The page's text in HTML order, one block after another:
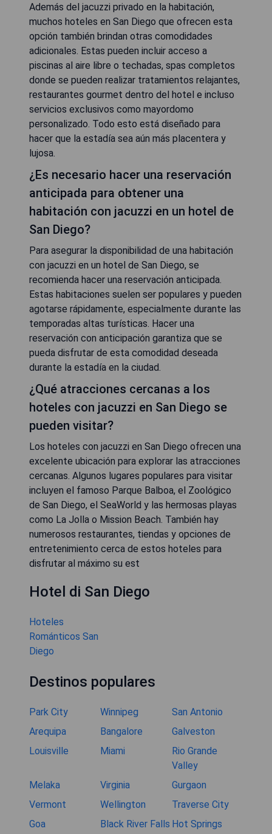
Además del jacuzzi privado en la habitación,
muchos hoteles en San Diego que ofrecen esta
opción también brindan otras comodidades
adicionales. Estas pueden incluir acceso a
piscinas al aire libre o techadas, spas completos
donde se pueden realizar tratamientos relajantes,
restaurantes gourmet dentro del hotel e incluso
servicios exclusivos como mayordomo
personalizado. Todo esto está diseñado para
hacer que la estadía sea aún más placentera y
lujosa.
¿Es necesario hacer una reservación
anticipada para obtener una
habitación con jacuzzi en un hotel de
San Diego?
Para asegurar la disponibilidad de una habitación
con jacuzzi en un hotel de San Diego, se
recomienda hacer una reservación anticipada.
Estas habitaciones suelen ser populares y pueden
agotarse rápidamente, especialmente durante las
temporadas altas turísticas. Hacer una
reservación con anticipación garantiza que se
pueda disfrutar de esta comodidad deseada
durante la estadía en la ciudad.
¿Qué atracciones cercanas a los
hoteles con jacuzzi en San Diego se
pueden visitar?
Los hoteles con jacuzzi en San Diego ofrecen una
excelente ubicación para explorar las atracciones
cercanas. Algunos lugares populares para visitar
incluyen el famoso Parque Balboa, el Zoológico
de San Diego, el SeaWorld y las hermosas playas
como La Jolla o Mission Beach. También hay
numerosos restaurantes, tiendas y opciones de
entretenimiento cerca de estos hoteles para
disfrutar al máximo su est
Hotel di San Diego
Hoteles
Románticos San
Diego
Destinos populares
Park City Winnipeg
San Antonio
Arequipa
Bangalore
Galveston
Louisville
Miami
Rio Grande
Valley
Melaka
Virginia
Gurgaon
Vermont
Wellington
Traverse City
Goa
Black River Falls Hot Springs